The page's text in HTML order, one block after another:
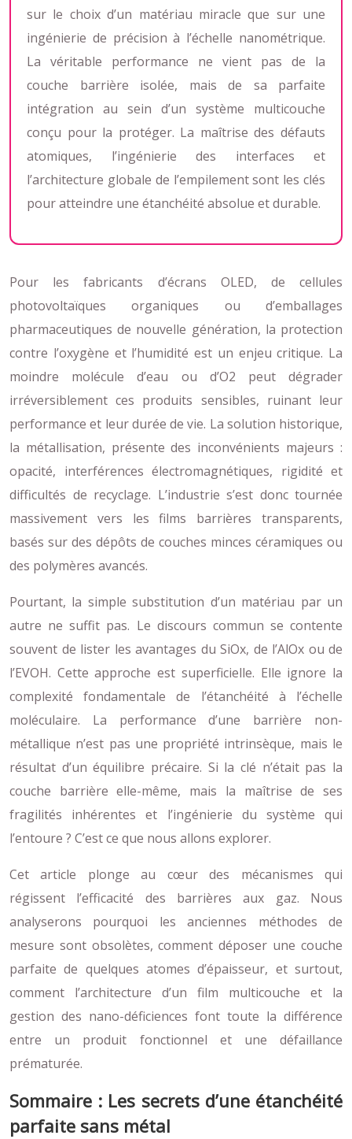
sur le choix d’un matériau miracle que sur une
ingénierie de précision à l’échelle nanométrique.
La véritable performance ne vient pas de la
couche barrière isolée, mais de sa parfaite
intégration au sein d’un système multicouche
conçu pour la protéger. La maîtrise des défauts
atomiques, l’ingénierie des interfaces et
l’architecture globale de l’empilement sont les clés
pour atteindre une étanchéité absolue et durable.
Pour les fabricants d’écrans OLED, de cellules
photovoltaïques organiques ou d’emballages
pharmaceutiques de nouvelle génération, la protection
contre l’oxygène et l’humidité est un enjeu critique. La
moindre molécule d’eau ou d’O2 peut dégrader
irréversiblement ces produits sensibles, ruinant leur
performance et leur durée de vie. La solution historique,
la métallisation, présente des inconvénients majeurs :
opacité, interférences électromagnétiques, rigidité et
difficultés de recyclage. L’industrie s’est donc tournée
massivement vers les films barrières transparents,
basés sur des dépôts de couches minces céramiques ou
des polymères avancés.
Pourtant, la simple substitution d’un matériau par un
autre ne suffit pas. Le discours commun se contente
souvent de lister les avantages du SiOx, de l’AlOx ou de
l’EVOH. Cette approche est superficielle. Elle ignore la
complexité fondamentale de l’étanchéité à l’échelle
moléculaire. La performance d’une barrière non-
métallique n’est pas une propriété intrinsèque, mais le
résultat d’un équilibre précaire. Si la clé n’était pas la
couche barrière elle-même, mais la maîtrise de ses
fragilités inhérentes et l’ingénierie du système qui
l’entoure ? C’est ce que nous allons explorer.
Cet article plonge au cœur des mécanismes qui
régissent l’efficacité des barrières aux gaz. Nous
analyserons pourquoi les anciennes méthodes de
mesure sont obsolètes, comment déposer une couche
parfaite de quelques atomes d’épaisseur, et surtout,
comment l’architecture d’un film multicouche et la
gestion des nano-déficiences font toute la différence
entre un produit fonctionnel et une défaillance
prématurée.
Sommaire : Les secrets d’une étanchéité
parfaite sans métal